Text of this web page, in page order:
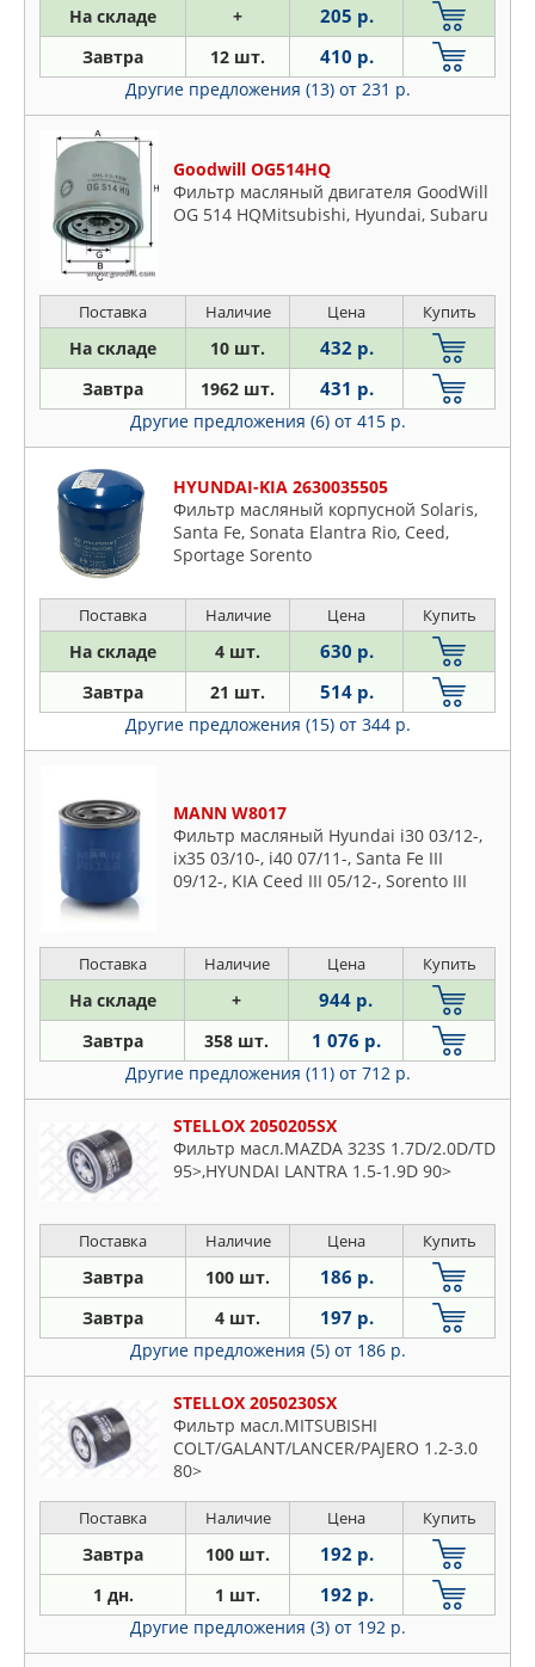
На складе + 205 р.
Завтра 12 шт. 410 р.
Другие предложения (13) от 231 р.
Goodwill OG514HQ
Фильтр масляный двигателя GoodWill
OG 514 HQMitsubishi, Hyundai, Subaru
Поставка Наличие Цена Купить
На складе 10 шт. 432 р.
Завтра 1962 шт. 431 р.
Другие предложения (6) от 415 р.
HYUNDAI-KIA 2630035505
Фильтр масляный корпусной Solaris,
Santa Fe, Sonata Elantra Rio, Ceed,
Sportage Sorento
Поставка Наличие Цена Купить
На складе 4 шт. 630 р.
Завтра 21 шт. 514 р.
Другие предложения (15) от 344 р.
MANN W8017
Фильтр масляный Hyundai i30 03/12-,
ix35 03/10-, i40 07/11-, Santa Fe III
09/12-, KIA Ceed III 05/12-, Sorento III
Поставка Наличие Цена Купить
На складе + 944 р.
Завтра 358 шт. 1 076 р.
Другие предложения (11) от 712 р.
STELLOX 2050205SX
Фильтр масл.MAZDA 323S 1.7D/2.0D/TD
95>,HYUNDAI LANTRA 1.5-1.9D 90>
Поставка Наличие Цена Купить
Завтра 100 шт. 186 р.
Завтра 4 шт. 197 р.
Другие предложения (5) от 186 р.
STELLOX 2050230SX
Фильтр масл.MITSUBISHI
COLT/GALANT/LANCER/PAJERO 1.2-3.0
80>
Поставка Наличие Цена Купить
Завтра 100 шт. 192 р.
1 дн. 1 шт. 192 р.
Другие предложения (3) от 192 р.